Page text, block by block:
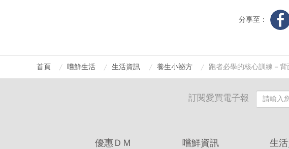
分享至：
首頁 嚐鮮生活 生活資訊 養生小祕方 跑者必學的核心訓練－背
訂閱愛買電子報
優惠ＤＭ
嚐鮮資訊 生